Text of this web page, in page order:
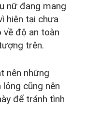
nữ đang mang
hiện tại chưa
về độ an toàn
trên.
nên những
cũng nên
để tránh tình